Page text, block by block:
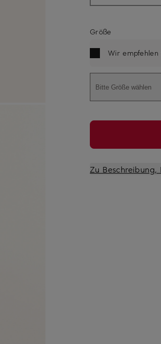
Größe
Wir empfehlen
Bitte Größe wählen
Zu